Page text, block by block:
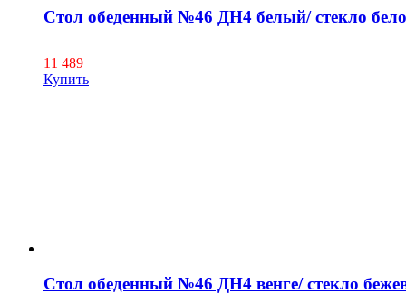
Стол обеденный №46 ДН4 белый/ стекло
11 489
Купить
Стол обеденный №46 ДН4 венге/ стекло